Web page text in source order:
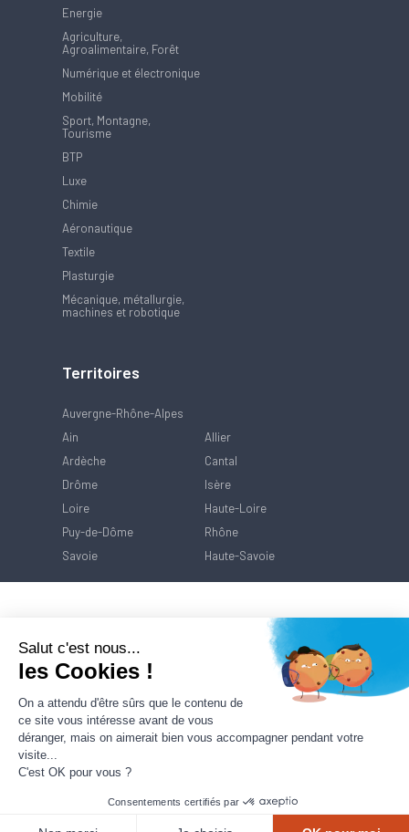
Energie
Agriculture,
Agroalimentaire, Forêt
Numérique et électronique
Mobilité
Sport, Montagne,
Tourisme
BTP
Luxe
Chimie
Aéronautique
Textile
Plasturgie
Mécanique, métallurgie,
machines et robotique
Territoires
Auvergne-Rhône-Alpes
Ain
Allier
Ardèche
Cantal
Drôme
Isère
Loire
Haute-Loire
Puy-de-Dôme
Rhône
Savoie
Haute-Savoie
Politique de
Salut c'est nous...
les Cookies !
On a attendu d'être sûrs que le contenu de
ce site vous intéresse avant de vous
déranger, mais on aimerait bien vous accompagner pendant votre
visite...
C'est OK pour vous ?
Consentements certifiés par